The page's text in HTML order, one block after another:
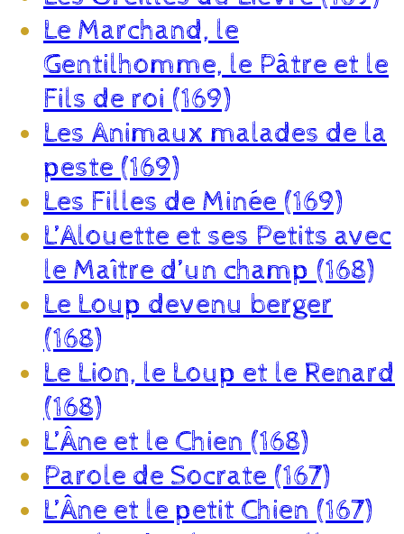
Le Marchand, le
Gentilhomme, le Pâtre et le
Fils de roi (169)
Les Animaux malades de la
peste (169)
Les Filles de Minée (169)
L’Alouette et ses Petits avec
le Maître d’un champ (168)
Le Loup devenu berger
(168)
Le Lion, le Loup et le Renard
(168)
L’Âne et le Chien (168)
Parole de Socrate (167)
L’Âne et le petit Chien (167)